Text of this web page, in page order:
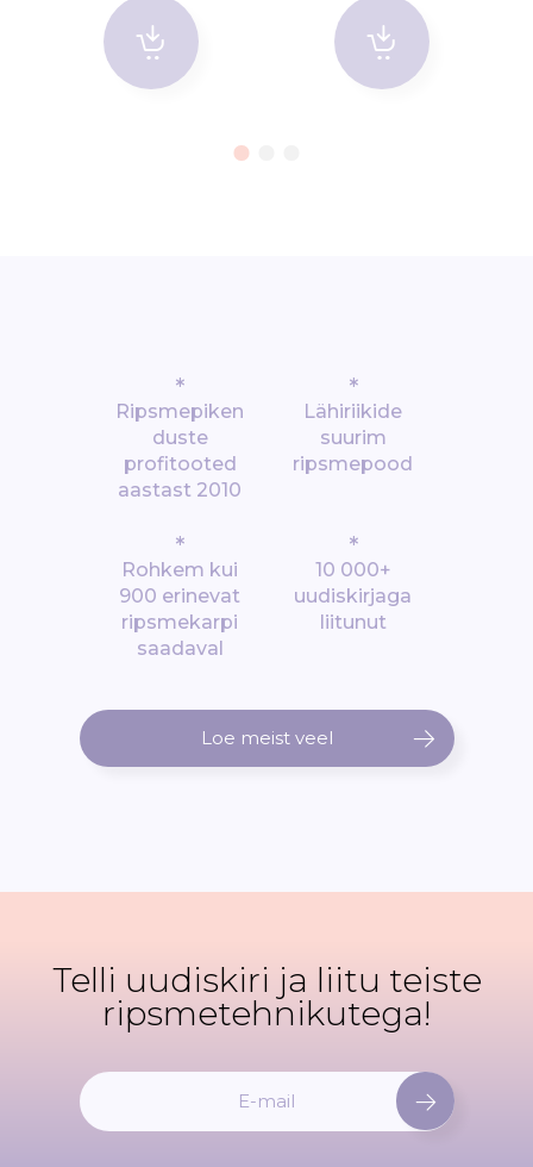
*
Ripsmepiken
duste
profitooted
aastast 2010
*
Lähiriikide
suurim
ripsmepood
*
Rohkem kui
900 erinevat
ripsmekarpi
saadaval
*
10 000+
uudiskirjaga
liitunut
Loe meist veel
Telli uudiskiri ja liitu teiste
ripsmetehnikutega!
L
i